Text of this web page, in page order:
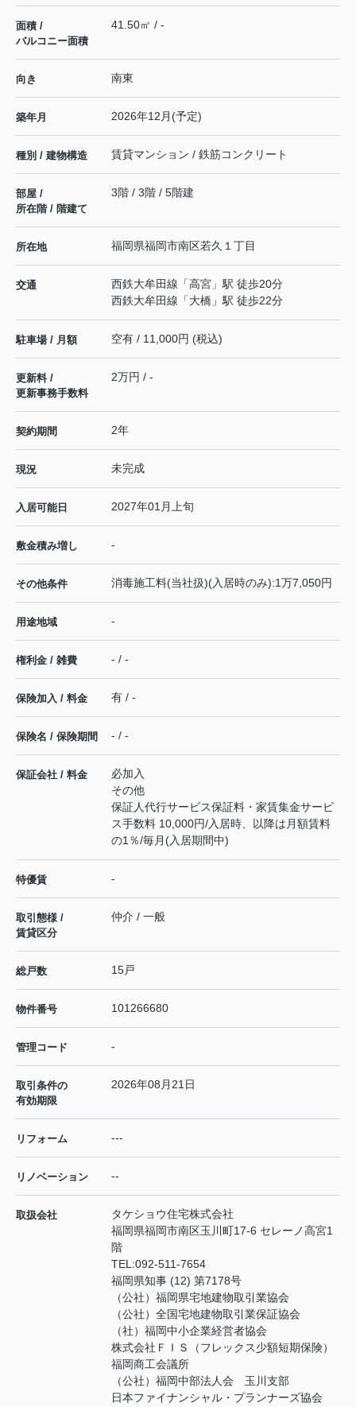
面積 /
バルコニー面積
41.50㎡ / -
向き 南東
築年月 2026年12月(予定)
種別 / 建物構造 賃貸マンション / 鉄筋コンクリート
部屋 /
所在階 / 階建て
3階 / 3階 / 5階建
所在地 福岡県福岡市南区若久 １丁目
交通 西鉄大牟田線 「高宮 」駅 徒歩20分
西鉄大牟田線 「大橋 」駅 徒歩22分
駐車場 / 月額 空有 / 11,000円 (税込)
更新料 /
更新事務手数料
2万円 / -
契約期間 2年
現況 未完成
入居可能日 2027年01月上旬
敷金積み増し -
その他条件 消毒施工料(当社扱)(入居時のみ):1万7,050円
用途地域 -
権利金 / 雑費 - / -
保険加入 / 料金 有 / -
保険名 / 保険期間 - / -
保証会社 / 料金
必加入
その他
保証人代行サービス保証料・家賃集金サービ
ス手数料 10,000円/入居時、以降は月額賃料
の1％/毎月(入居期間中)
特優賃 -
取引態様 /
賃貸区分
仲介 / 一般
総戸数 15戸
物件番号 101266680
管理コード -
取引条件の
有効期限
2026年08月21日
リフォーム ---
リノベーション --
取扱会社
タケショウ住宅株式会社
福岡県福岡市南区玉川町17-6 セレーノ高宮1
階
TEL:092-511-7654
福岡県知事 (12) 第7178号
（公社）福岡県宅地建物取引業協会
（公社）全国宅地建物取引業保証協会
（社）福岡中小企業経営者協会
株式会社ＦＩＳ（フレックス少額短期保険）
福岡商工会議所
（公社）福岡中部法人会 玉川支部
日本ファイナンシャル・プランナーズ協会